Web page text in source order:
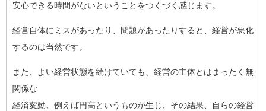
安心できる時間がないということをつくづく感じます。
経営自体にミスがあったり、問題があったりすると、経営が悪化
するのは当然です。
また、よい経営状態を続けていても、経営の主体とはまったく無
関係な
経済変動、例えば円高というものが生じ、その結果、自らの経営